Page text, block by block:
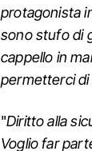
protagonista
sono stufo di
cappello in
permetterci di
"Diritto alla
Voglio far